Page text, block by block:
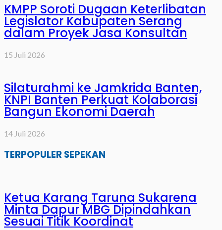
KMPP Soroti Dugaan Keterlibatan
Legislator Kabupaten Serang
dalam Proyek Jasa Konsultan
15 Juli 2026
Silaturahmi ke Jamkrida Banten,
KNPI Banten Perkuat Kolaborasi
Bangun Ekonomi Daerah
14 Juli 2026
TERPOPULER SEPEKAN
Ketua Karang Taruna Sukarena
Minta Dapur MBG Dipindahkan
Sesuai Titik Koordinat